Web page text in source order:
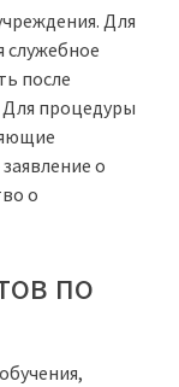
Для
служебное
после
Для процедуры
о
о
по